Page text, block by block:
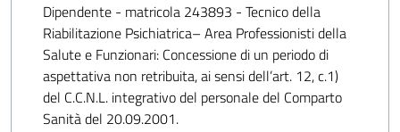
Dipendente - matricola 243893 - Tecnico della
Riabilitazione Psichiatrica– Area Professionisti della
Salute e Funzionari: Concessione di un periodo di
aspettativa non retribuita, ai sensi dell’art. 12, c.1)
del C.C.N.L. integrativo del personale del Comparto
Sanità del 20.09.2001.